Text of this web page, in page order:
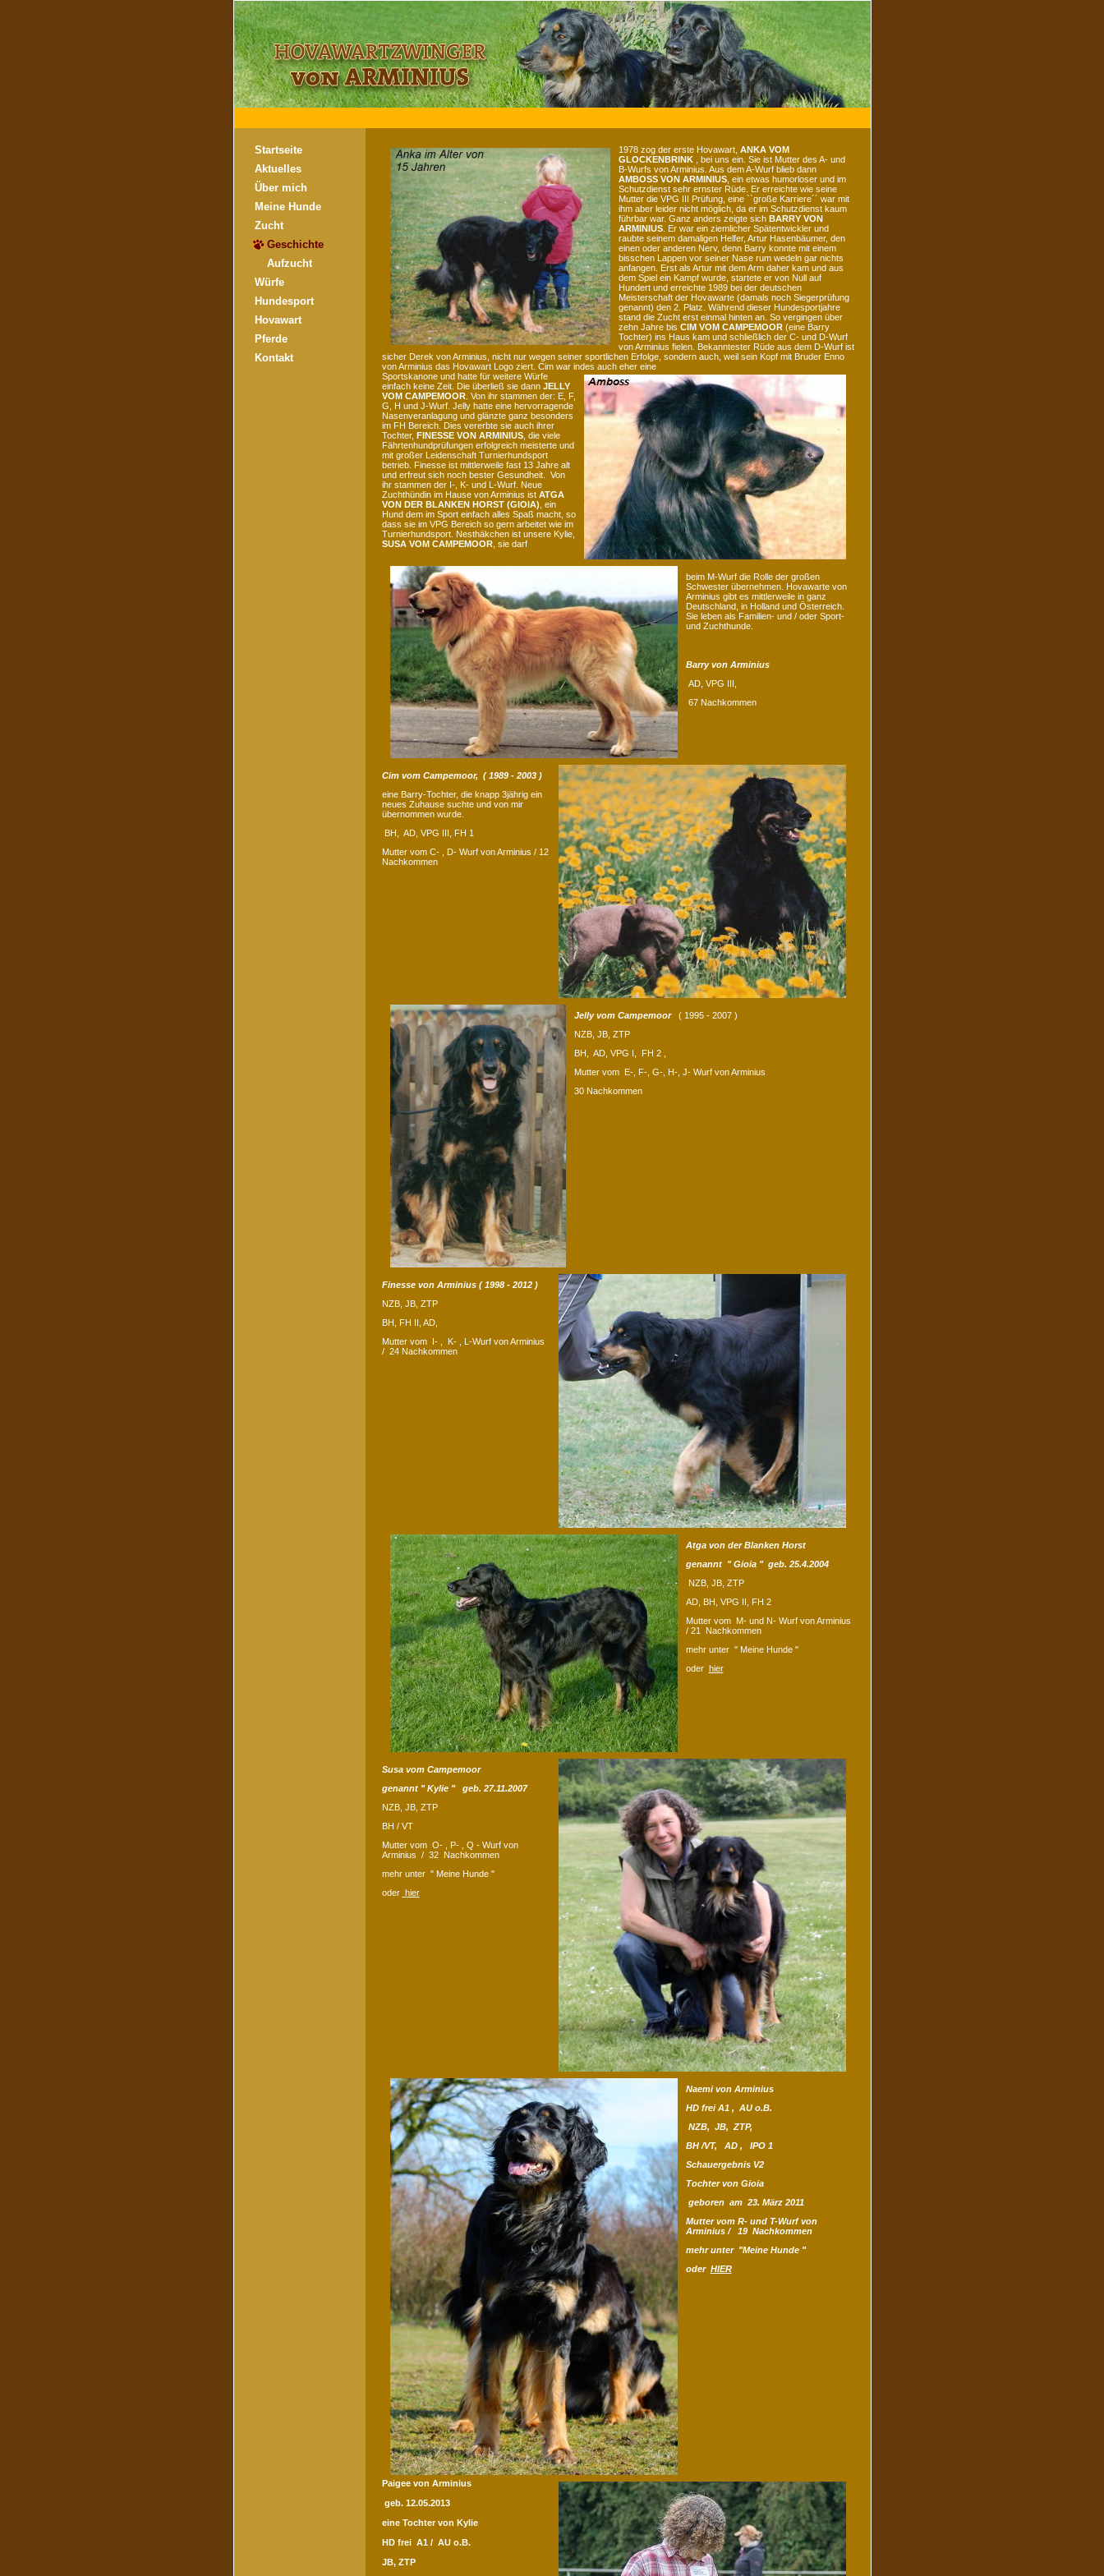
Startseite
Aktuelles
Über mich
Meine Hunde
Zucht
Geschichte
Aufzucht
Würfe
Hundesport
Hovawart
Pferde
Kontakt
1978 zog der erste Hovawart, ANKA VOM
GLOCKENBRINK
, bei uns ein. Sie ist Mutter des A- und
B-Wurfs von Arminius. Aus dem A-Wurf blieb dann
AMBOSS VON ARMINIUS, ein etwas humorloser und im
Schutzdienst sehr ernster Rüde. Er erreichte wie seine
Mutter die VPG III Prüfung, eine ``große Karriere´´ war mit
ihm aber leider nicht möglich, da er im Schutzdienst kaum
führbar war. Ganz anders zeigte sich BARRY VON
ARMINIUS. Er war ein ziemlicher Spätentwickler und
raubte seinem damaligen Helfer, Artur Hasenbäumer, den
einen oder anderen Nerv, denn Barry konnte mit einem
bisschen Lappen vor seiner Nase rum wedeln gar nichts
anfangen. Erst als Artur mit dem Arm daher kam und aus
dem Spiel ein Kampf wurde, startete er von Null auf
Hundert und erreichte 1989 bei der deutschen
Meisterschaft der Hovawarte (damals noch Siegerprüfung
genannt) den 2. Platz. Während dieser Hundesportjahre
stand die Zucht erst einmal hinten an. So vergingen über
zehn Jahre bis CIM VOM CAMPEMOOR(eine Barry
Tochter) ins Haus kam und schließlich der C- und D-Wurf
von Arminius fielen. Bekanntester Rüde aus dem D-Wurf ist
sicher Derek von Arminius, nicht nur wegen seiner sportlichen Erfolge, sondern auch, weil sein Kopf mit Bruder Enno
von Arminius das Hovawart Logo ziert. Cim war indes auch eher eine
Sportskanone und hatte für weitere Würfe
einfach keine Zeit. Die überließ sie dann JELLY
VOM CAMPEMOOR. Von ihr stammen der: E, F,
G, H und J-Wurf. Jelly hatte eine hervorragende
Nasenveranlagung und glänzte ganz besonders
im FH Bereich. Dies vererbte sie auch ihrer
Tochter, FINESSE VON ARMINIUS, die viele
Fährtenhundprüfungen erfolgreich meisterte und
mit großer Leidenschaft Turnierhundsport
betrieb. Finesse ist mittlerweile fast 13 Jahre alt
und erfreut sich noch bester Gesundheit. Von
ihr stammen der I-, K- und L-Wurf. Neue
Zuchthündin im Hause von Arminius ist ATGA
VON DER BLANKEN HORST (GIOIA) , ein
Hund dem im Sport einfach alles Spaß macht, so
dass sie im VPG Bereich so gern arbeitet wie im
Turnierhundsport. Nesthäkchen ist unsere Kylie,
SUSA VOM CAMPEMOOR, sie darf
beim M-Wurf die Rolle der großen
Schwester übernehmen. Hovawarte von
Arminius gibt es mittlerweile in ganz
Deutschland, in Holland und Österreich.
Sie leben als Familien- und / oder Sport-
und Zuchthunde.
Barry von Arminius
AD, VPG III,
67 Nachkommen
Cim vom Campemoor, ( 1989 - 2003 )
eine Barry-Tochter, die knapp 3jährig ein
neues Zuhause suchte und von mir
übernommen wurde.
BH, AD, VPG III, FH 1
Mutter vom C- , D- Wurf von Arminius / 12
Nachkommen
Jelly vom Campemoor( 1995 - 2007 )
NZB, JB, ZTP
BH, AD, VPG I, FH 2 ,
Mutter vom E-, F-, G-, H-, J- Wurf von Arminius
30 Nachkommen
Finesse von Arminius ( 1998 - 2012 )
NZB, JB, ZTP
BH, FH II, AD,
Mutter vom I- , K- , L-Wurf von Arminius
/ 24 Nachkommen
Atga von der Blanken Horst
genannt " Gioia " geb. 25.4.2004
NZB, JB, ZTP
AD, BH, VPG II, FH 2
Mutter vom M- und N- Wurf von Arminius
/ 21 Nachkommen
mehr unter " Meine Hunde "
oder hier
Susa vom Campemoor
genannt " Kylie " geb. 27.11.2007
NZB, JB, ZTP
BH / VT
Mutter vom O- , P- , Q - Wurf von
Arminius / 32 Nachkommen
mehr unter " Meine Hunde "
oder hier
Naemi von Arminius
HD frei A1 , AU o.B.
NZB, JB, ZTP,
BH /VT, AD , IPO 1
Schauergebnis V2
Tochter von Gioia
geboren am 23. März 2011
Mutter vom R- und T-Wurf von
Arminius / 19 Nachkommen
mehr unter "Meine Hunde "
oder HIER
Paigee von Arminius
geb. 12.05.2013
eine Tochter von Kylie
HD frei A1 / AU o.B.
JB, ZTP